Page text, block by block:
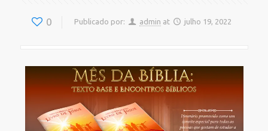
0 Publicado por: admin at julho 19, 2022